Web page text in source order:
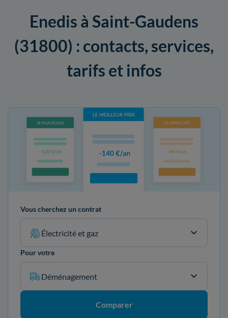
Enedis à Saint-Gaudens
(31800) : contacts, services,
tarifs et infos
Vous cherchez un contrat
Électricité et gaz
Pour votre
Déménagement
Comparer